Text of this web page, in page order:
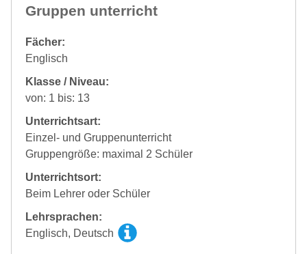
Gruppen unterricht
Fächer:
Englisch
Klasse / Niveau:
von: 1 bis: 13
Unterrichtsart:
Einzel- und Gruppenunterricht
Gruppengröße: maximal 2 Schüler
Unterrichtsort:
Beim Lehrer oder Schüler
Lehrsprachen:
Englisch, Deutsch